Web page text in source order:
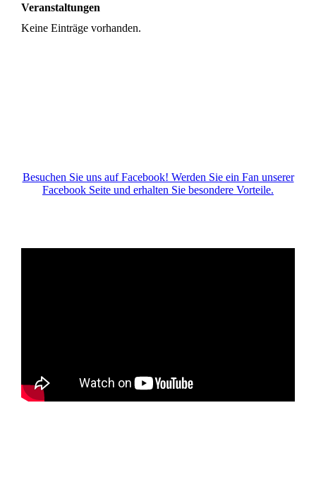
Veranstaltungen
Keine Einträge vorhanden.
Besuchen Sie uns auf Facebook! Werden Sie ein Fan unserer
Facebook Seite und erhalten Sie besondere Vorteile.